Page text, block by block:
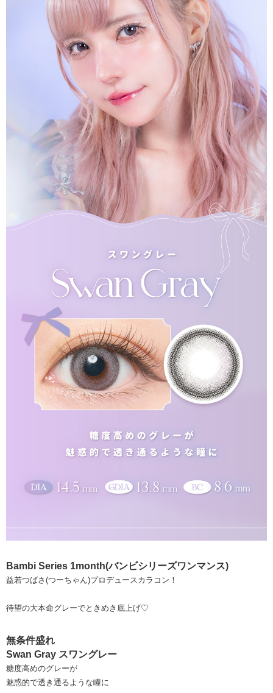
Bambi Series 1month(バンビシリーズワンマンス)
益若つばさ(つーちゃん)プロデュースカラコン！
待望の大本命グレーでときめき底上げ♡
無条件盛れ
Swan Gray スワングレー
糖度高めのグレーが
魅惑的で透き通るような瞳に